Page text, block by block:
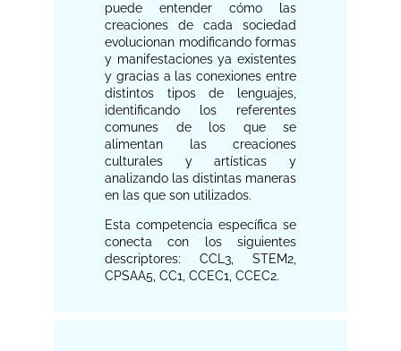
puede entender cómo las
creaciones de cada sociedad
evolucionan modificando formas
y manifestaciones ya existentes
y gracias a las conexiones entre
distintos tipos de lenguajes,
identificando los referentes
comunes de los que se
alimentan las creaciones
culturales y artísticas y
analizando las distintas maneras
en las que son utilizados.
Esta competencia específica se
conecta con los siguientes
descriptores: CCL3, STEM2,
CPSAA5, CC1, CCEC1, CCEC2.